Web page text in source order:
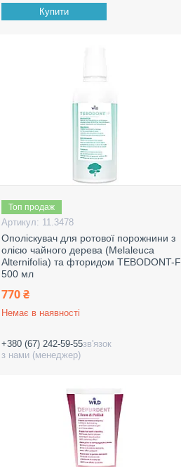
Купити
Топ продаж
11.3478
Ополіскувач для ротової порожнини з
олією чайного дерева (Melaleuca
Alternifolia) та фторидом TEBODONT-F
500 мл
770 ₴
Немає в наявності
+380 (67) 242-59-55зв'язок
з нами (менеджер)